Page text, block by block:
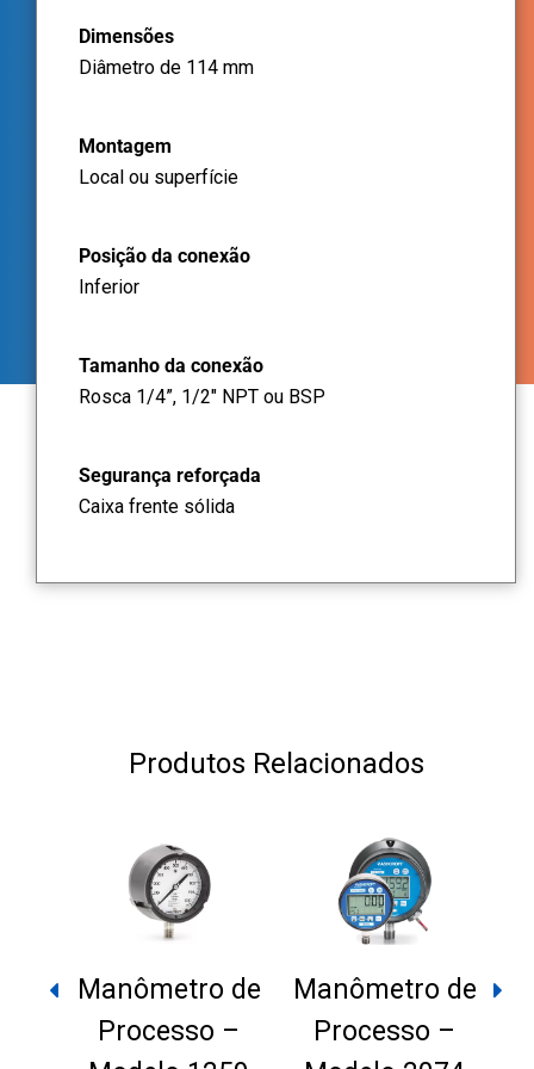
Dimensões
Diâmetro de 114 mm
Montagem
Local ou superfície
Posição da conexão
Inferior
Tamanho da conexão
Rosca 1/4”, 1/2" NPT ou BSP
Segurança reforçada
Caixa frente sólida
Produtos Relacionados
Manômetro de
Processo –
Manômetro de
Processo –